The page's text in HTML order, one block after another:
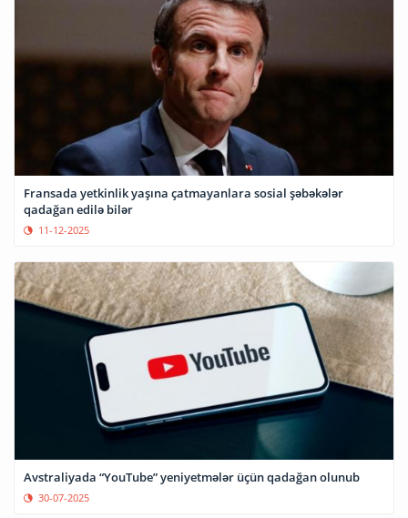
Fransada yetkinlik yaşına çatmayanlara sosial şəbəkələr
qadağan edilə bilər
11-12-2025
Avstraliyada “YouTube” yeniyetmələr üçün qadağan olunub
30-07-2025